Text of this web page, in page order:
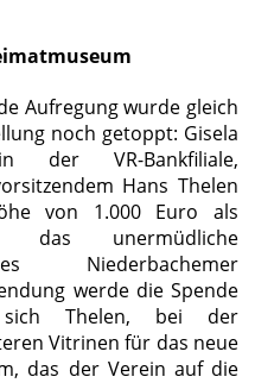
Aufregung wurde gleich
noch getoppt: Gisela
der VR-Bankfiliale,
Hans Thelen
von 1.000 Euro als
das unermüdliche
Niederbachemer
werde die Spende
sich Thelen, bei der
Vitrinen für das neue
das der Verein auf die